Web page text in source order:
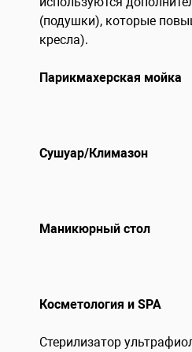
(подушки), которые
кресла).
Парикмахерская мойка
Сушуар/Климазон
Маникюрный стол
Косметология и SPA
Стерилизатор